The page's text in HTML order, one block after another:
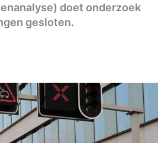
doet onderzoek
gesloten.